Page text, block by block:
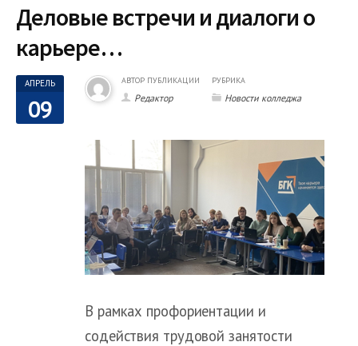
Деловые встречи и диалоги о
карьере…
АПРЕЛЬ
09
АВТОР ПУБЛИКАЦИИ
Редактор
РУБРИКА
Новости колледжа
В рамках профориентации и
содействия трудовой занятости